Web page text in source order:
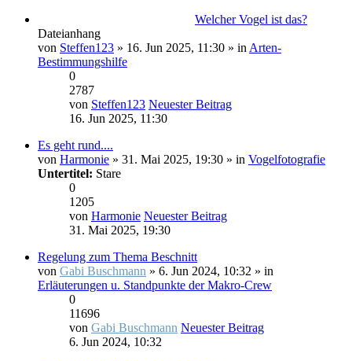
Welcher Vogel ist das?
Dateianhang
von Steffen123 » 16. Jun 2025, 11:30 » in Arten-
Bestimmungshilfe
0
2787
von Steffen123 Neuester Beitrag
16. Jun 2025, 11:30
Es geht rund....
von Harmonie » 31. Mai 2025, 19:30 » in Vogelfotografie
Untertitel: Stare
0
1205
von Harmonie Neuester Beitrag
31. Mai 2025, 19:30
Regelung zum Thema Beschnitt
von Gabi Buschmann » 6. Jun 2024, 10:32 » in
Erläuterungen u. Standpunkte der Makro-Crew
0
11696
von Gabi Buschmann Neuester Beitrag
6. Jun 2024, 10:32